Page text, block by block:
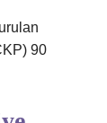
90